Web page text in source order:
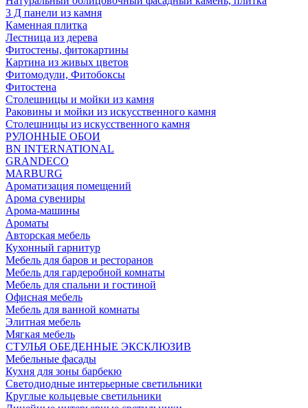
3 Д панели из камня
Каменная плитка
Лестница из дерева
Фитостены, фитокартины
Картина из живых цветов
Фитомодули, Фитобоксы
Фитостена
Столешницы и мойки из камня
Раковины и мойки из искусственного камня
Столешницы из искусственного камня
РУЛОННЫЕ ОБОИ
BN INTERNATIONAL
GRANDECO
MARBURG
Ароматизация помещений
Арома сувениры
Арома-машины
Ароматы
Авторская мебель
Кухонный гарнитур
Мебель для баров и ресторанов
Мебель для гардеробной комнаты
Мебель для спальни и гостиной
Офисная мебель
Мебель для ванной комнаты
Элитная мебель
Мягкая мебель
СТУЛЬЯ ОБЕДЕННЫЕ ЭКСКЛЮЗИВ
Мебельные фасады
Кухня для зоны барбекю
Светодиодные интерьерные светильники
Круглые кольцевые светильники